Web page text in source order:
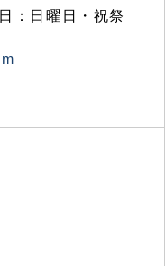
：日曜日・祝祭